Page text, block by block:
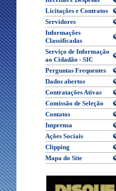
Licitações e Contratos
Servidores
Informações
Classificadas
Serviço de Informação
ao Cidadão - SIC
Perguntas Frequentes
Dados abertos
Contratações Ativas
Comissão de Seleção
Contatos
Imprensa
Ações Sociais
Clipping
Mapa do Site